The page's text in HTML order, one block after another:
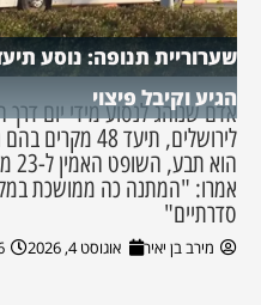
הגיע וקיבל פיצוי
אדם שנוהג לנסוע מידי יום
לירושלים, תיעד
אמרו: "המתנה כה ממושכת
סדרתיים"
מירב בן יאיר אוגוסט 4, 2026